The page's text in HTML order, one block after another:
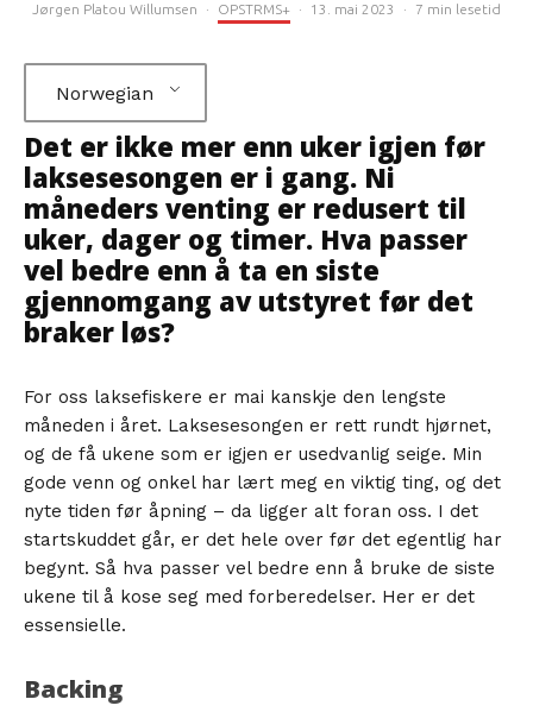
Jørgen Platou Willumsen · OPSTRMS+ · 13. mai 2023 · 7 min lesetid
Norwegian
Det er ikke mer enn uker igjen før
laksesesongen er i gang. Ni
måneders venting er redusert til
uker, dager og timer. Hva passer
vel bedre enn å ta en siste
gjennomgang av utstyret før det
braker løs?
For oss laksefiskere er mai kanskje den lengste
måneden i året. Laksesesongen er rett rundt hjørnet,
og de få ukene som er igjen er usedvanlig seige. Min
gode venn og onkel har lært meg en viktig ting, og det
nyte tiden før åpning – da ligger alt foran oss. I det
startskuddet går, er det hele over før det egentlig har
begynt. Så hva passer vel bedre enn å bruke de siste
ukene til å kose seg med forberedelser. Her er det
essensielle.
Backing